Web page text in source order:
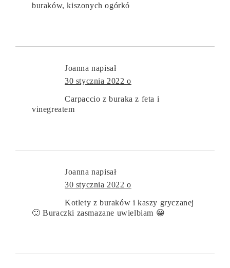
buraków, kiszonych ogórkó
Joanna napisał
30 stycznia 2022 o
Carpaccio z buraka z feta i
vinegreatem
Joanna napisał
30 stycznia 2022 o
Kotlety z buraków i kaszy gryczanej
🙂 Buraczki zasmazane uwielbiam 😀